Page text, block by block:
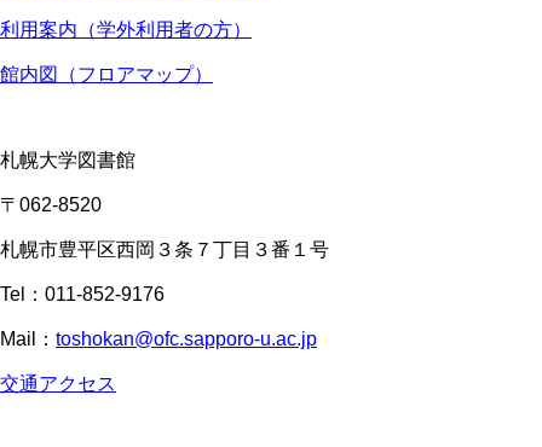
利用案内（学外利用者の方）
館内図（フロアマップ）
札幌大学図書館
〒062-8520
札幌市豊平区西岡３条７丁目３番１号
Tel：011-852-9176
Mail： toshokan@ofc.sapporo-u.ac.jp
交通アクセス